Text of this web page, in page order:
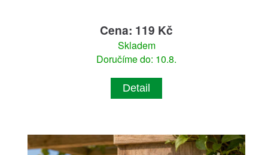
Cena: 119 Kč
Skladem
Doručíme do: 10.8.
Detail